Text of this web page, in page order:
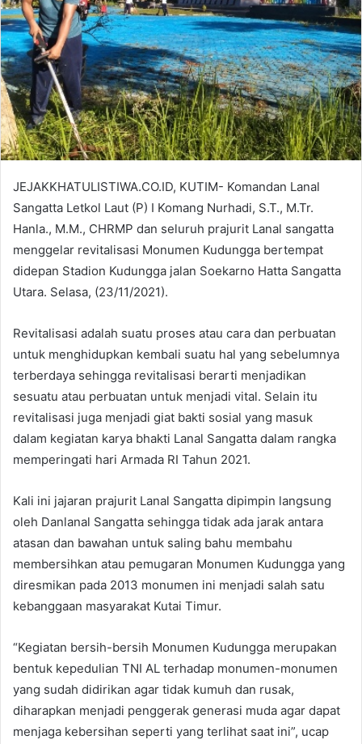
JEJAKKHATULISTIWA.CO.ID, KUTIM- Komandan Lanal
Sangatta Letkol Laut (P) I Komang Nurhadi, S.T., M.Tr.
Hanla., M.M., CHRMP dan seluruh prajurit Lanal sangatta
menggelar revitalisasi Monumen Kudungga bertempat
didepan Stadion Kudungga jalan Soekarno Hatta Sangatta
Utara. Selasa, (23/11/2021).
Revitalisasi adalah suatu proses atau cara dan perbuatan
untuk menghidupkan kembali suatu hal yang sebelumnya
terberdaya sehingga revitalisasi berarti menjadikan
sesuatu atau perbuatan untuk menjadi vital. Selain itu
revitalisasi juga menjadi giat bakti sosial yang masuk
dalam kegiatan karya bhakti Lanal Sangatta dalam rangka
memperingati hari Armada RI Tahun 2021.
Kali ini jajaran prajurit Lanal Sangatta dipimpin langsung
oleh Danlanal Sangatta sehingga tidak ada jarak antara
atasan dan bawahan untuk saling bahu membahu
membersihkan atau pemugaran Monumen Kudungga yang
diresmikan pada 2013 monumen ini menjadi salah satu
kebanggaan masyarakat Kutai Timur.
“Kegiatan bersih-bersih Monumen Kudungga merupakan
bentuk kepedulian TNI AL terhadap monumen-monumen
yang sudah didirikan agar tidak kumuh dan rusak,
diharapkan menjadi penggerak generasi muda agar dapat
menjaga kebersihan seperti yang terlihat saat ini”, ucap